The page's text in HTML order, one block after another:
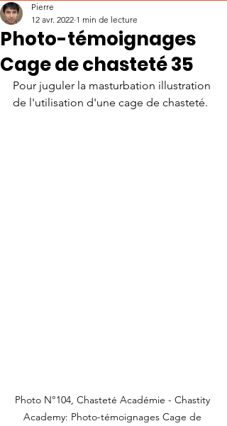
Photo-témoignages
Cage de chasteté 35
Pierre
12 avr. 2022 1 min de lecture
Pour juguler la masturbation illustration
de l'utilisation d'une cage de chasteté.
Photo N°104, Chasteté Académie - Chastity
Academy: Photo-témoignages Cage de